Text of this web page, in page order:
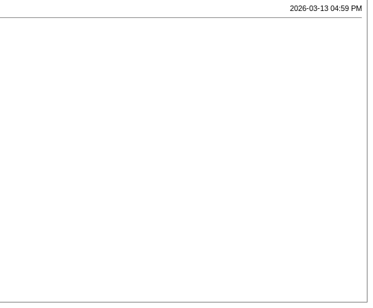
2026-03-13 04:59 PM